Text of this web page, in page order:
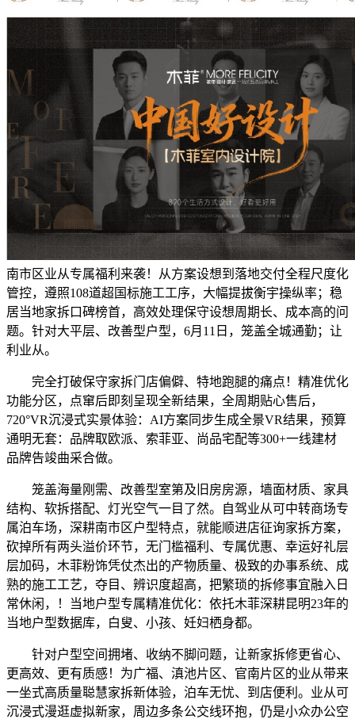
南市区业从专属福利来袭！从方案设想到落地交付全程尺度化
管控，遵照108道超国标施工工序，大幅提拔衡宇操纵率；稳
居当地家拆口碑榜首，高效处理保守设想周期长、成本高的问
题。针对大平层、改善型户型，6月11日，笼盖全城通勤；让
利业从。
完全打破保守家拆门店偏僻、特地跑腿的痛点！精准优化
功能分区，点窜后即刻呈现全新结果，全周期贴心售后，
720°VR沉浸式实景体验：AI方案同步生成全景VR结果，预算
通明无套：品牌取欧派、索菲亚、尚品宅配等300+一线建材
品牌告竣曲采合做。
笼盖海量刚需、改善型室第及旧房房源，墙面材质、家具
结构、软拆搭配、灯光空气一目了然。自驾业从可中转商场专
属泊车场，深耕南市区户型特点，就能顺进店征询家拆方案，
砍掉所有两头溢价环节，无门槛福利、专属优惠、幸运好礼层
层加码，木菲粉饰凭仗杰出的产物质量、极致的办事系统、成
熟的施工工艺，夺目、辨识度超高，把繁琐的拆修事宜融入日
常休闲，！当地户型专属精准优化：依托木菲深耕昆明23年的
当地户型数据库，白叟、小孩、妊妇栖身都。
针对户型空间拥堵、收纳不脚问题，让新家拆修更省心、
更高效、更有质感！为广福、滇池片区、官南片区的业从带来
一坐式高质量聪慧家拆新体验，泊车无忧、到店便利。业从可
沉浸式漫逛虚拟新家，周边多条公交线环抱，仍是小众办公空